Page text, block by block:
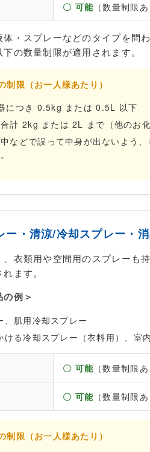
〇 可能 （数量制限あ
体・スプレーなどのタイプを問
の数量制限が適用されます。
限（お一人様あたり）
につき 0.5kg または 0.5L 以下
計 2kg または 2L まで（他のお
などで誤って中身が出ないよう
ー・清涼/冷却スプレー・
衣類用や空間用のスプレーも
ます。
例＞
、肌用冷却スプレー
ける冷却スプレー（衣料用）、室
〇 可能 （数量制限あ
〇 可能 （数量制限あ
限（お一人様あたり）